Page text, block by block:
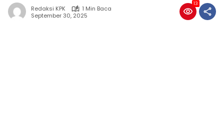
Redaksi KPK
1 Min Baca
September 30, 2025
13